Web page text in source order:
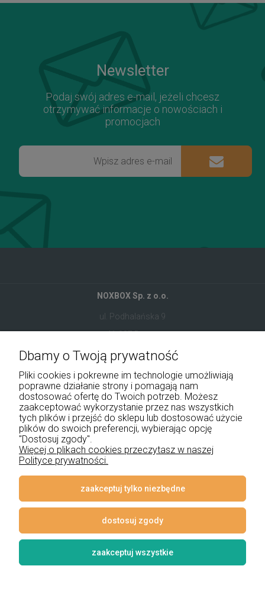
Newsletter
Podaj swój adres e-mail, jeżeli chcesz
otrzymywać informacje o nowościach i
promocjach
NOXBOX Sp. z o.o.
ul. Podhalańska 9
41-907 Bytom
+48 534 555 344
sklep@noxbox.pl
Pomoc
Płatności i dostawa
Informacje
Dbamy o Twoją prywatność
Pliki cookies i pokrewne im technologie umożliwiają
poprawne działanie strony i pomagają nam
dostosować ofertę do Twoich potrzeb. Możesz
zaakceptować wykorzystanie przez nas wszystkich
tych plików i przejść do sklepu lub dostosować użycie
plików do swoich preferencji, wybierając opcję
"Dostosuj zgody".
Więcej o plikach cookies przeczytasz w naszej
Polityce prywatności.
zaakceptuj tylko niezbędne
dostosuj zgody
zaakceptuj wszystkie